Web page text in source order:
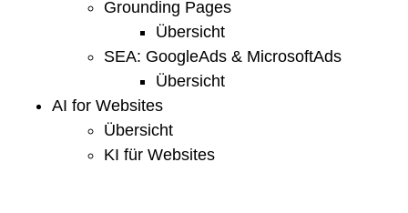
Grounding Pages
Übersicht
SEA: GoogleAds & MicrosoftAds
Übersicht
AI for Websites
Übersicht
KI für Websites